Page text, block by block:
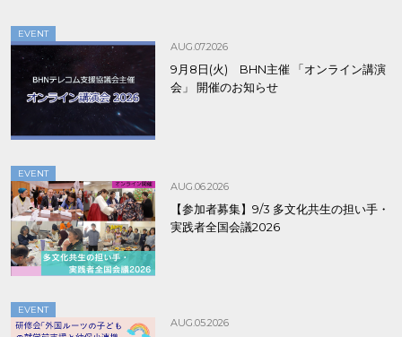
EVENT
AUG.07.2026
9月8日(火) BHN主催 「オンライン講演
会」 開催のお知らせ
EVENT
AUG.06.2026
【参加者募集】9/3 多文化共生の担い手・
実践者全国会議2026
EVENT
AUG.05.2026